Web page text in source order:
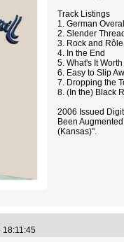
Track Listings
1. German
2. Slender
3. Rock and Rôle
4. In the End
5. What's It Worth
6. Easy to Slip
7. Dropping the
8. (In the) Black
2006 Issued
Been
(Kansas)".
18:11:45